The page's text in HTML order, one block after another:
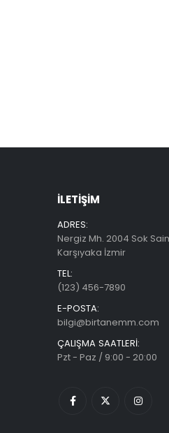
İLETIŞIM
ADRES:
Nergiz Mh. 2004 Sok
Karşıyaka İzmir
TEL:
(123) 456-7890
E-POSTA:
bilgi@birtanemm.com
ÇALIŞMA SAATLERI:
Pzt - Paz / 9:00 - 20:00